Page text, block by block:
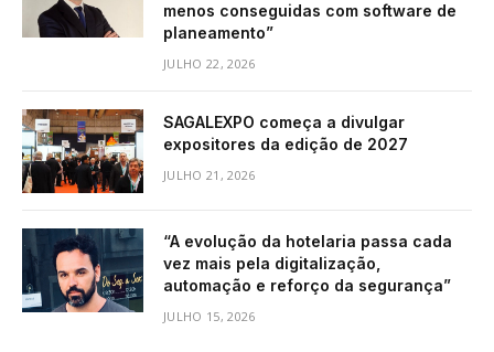
menos conseguidas com software de
planeamento”
JULHO 22, 2026
SAGALEXPO começa a divulgar
expositores da edição de 2027
JULHO 21, 2026
“A evolução da hotelaria passa cada
vez mais pela digitalização,
automação e reforço da segurança”
JULHO 15, 2026